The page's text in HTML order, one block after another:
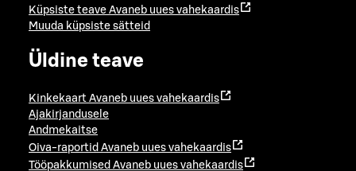
Küpsiste teave Avaneb uues vahekaardis
Muuda küpsiste sätteid
Üldine teave
Kinkekaart Avaneb uues vahekaardis
Ajakirjandusele
Andmekaitse
Oiva-raportid Avaneb uues vahekaardis
Tööpakkumised Avaneb uues vahekaardis